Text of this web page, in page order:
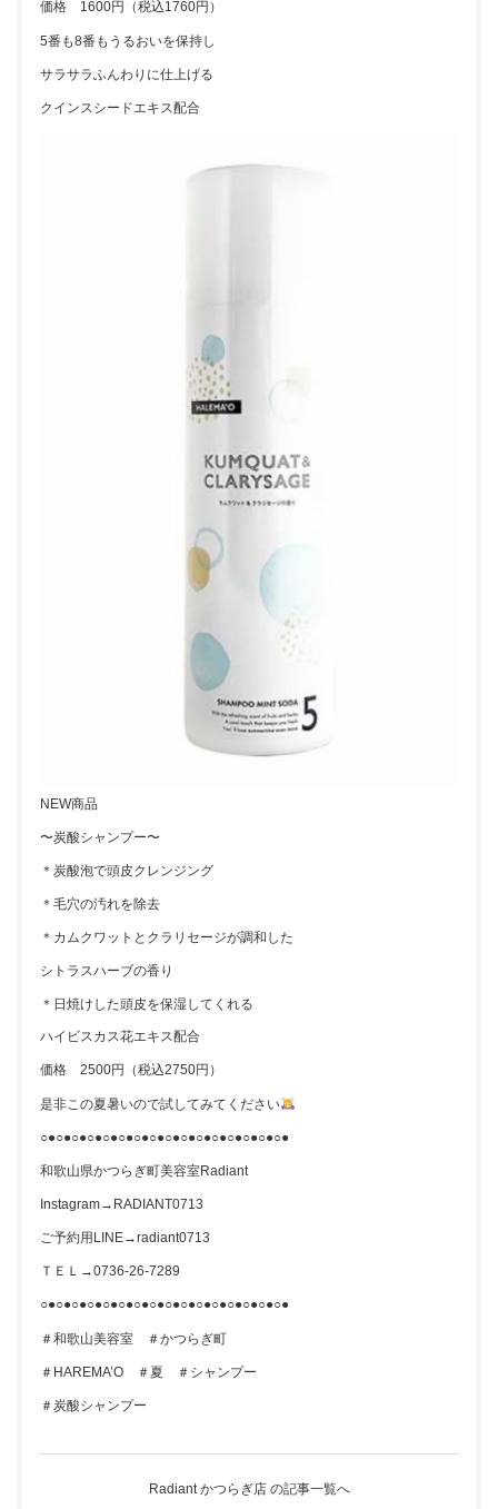
価格 1600円（税込1760円）
5番も8番もうるおいを保持し
サラサラふんわりに仕上げる
クインスシードエキス配合
NEW商品
〜炭酸シャンプー〜
＊炭酸泡で頭皮クレンジング
＊毛穴の汚れを除去
＊カムクワットとクラリセージが調和した
シトラスハーブの香り
＊日焼けした頭皮を保湿してくれる
ハイビスカス花エキス配合
価格 2500円（税込2750円）
是非この夏暑いので試してみてください
○●○●○●○●○●○●○●○●○●○●○●○●○●○●○●○●
和歌山県かつらぎ町美容室Radiant
Instagram→RADIANT0713
ご予約用LINE→radiant0713
ＴＥＬ→0736-26-7289
○●○●○●○●○●○●○●○●○●○●○●○●○●○●○●○●
＃和歌山美容室 ＃かつらぎ町
＃HAREMA’O ＃夏 ＃シャンプー
＃炭酸シャンプー
Radiant かつらぎ店 の記事一覧へ